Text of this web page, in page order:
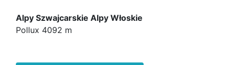
Alpy Szwajcarskie Alpy Włoskie
Pollux 4092 m